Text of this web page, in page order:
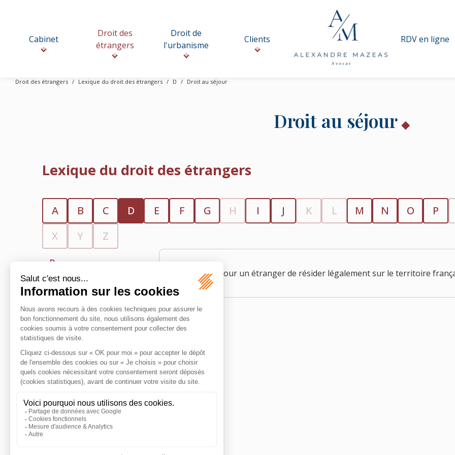
Cabinet
Droit des
étrangers
Droit de
l'urbanisme
Clients RDV en ligne
Droit des étrangers Lexique du droit des étrangers D Droit au séjour
Droit au séjour
Lexique du droit des étrangers
A B C D E F G H I J K L M N O
P
X
Y Z
D
Demande d’asile
Droit au séjour
Dublin (procédure
Dublin)
Possibilité pour un étranger de résider légalement sur le territoire